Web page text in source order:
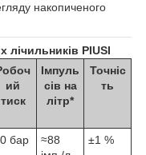
накопиченого
лічильників PIUSI
ий
тиск
Імпуль
сів на
літр*
Точніс
ть
бар
≈88
±1 %